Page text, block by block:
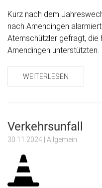
Kurz nach dem
nach Amendingen
Atemschützler gefragt, die
Amendingen unterstützten.
WEITERLESEN
Verkehrsunfall
30.11.2024 | Allgemein